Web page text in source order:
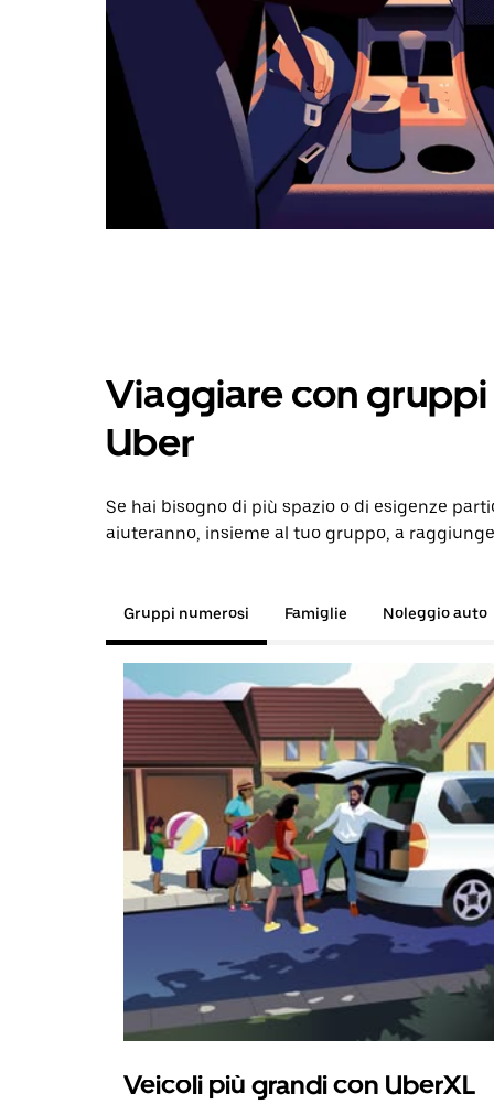
Viaggiare con gruppi
Uber
Se hai bisogno di più spazio o di esigenze
aiuteranno, insieme al tuo gruppo, a
Gruppi numerosi Famiglie Noleggio auto
Veicoli più grandi con UberXL